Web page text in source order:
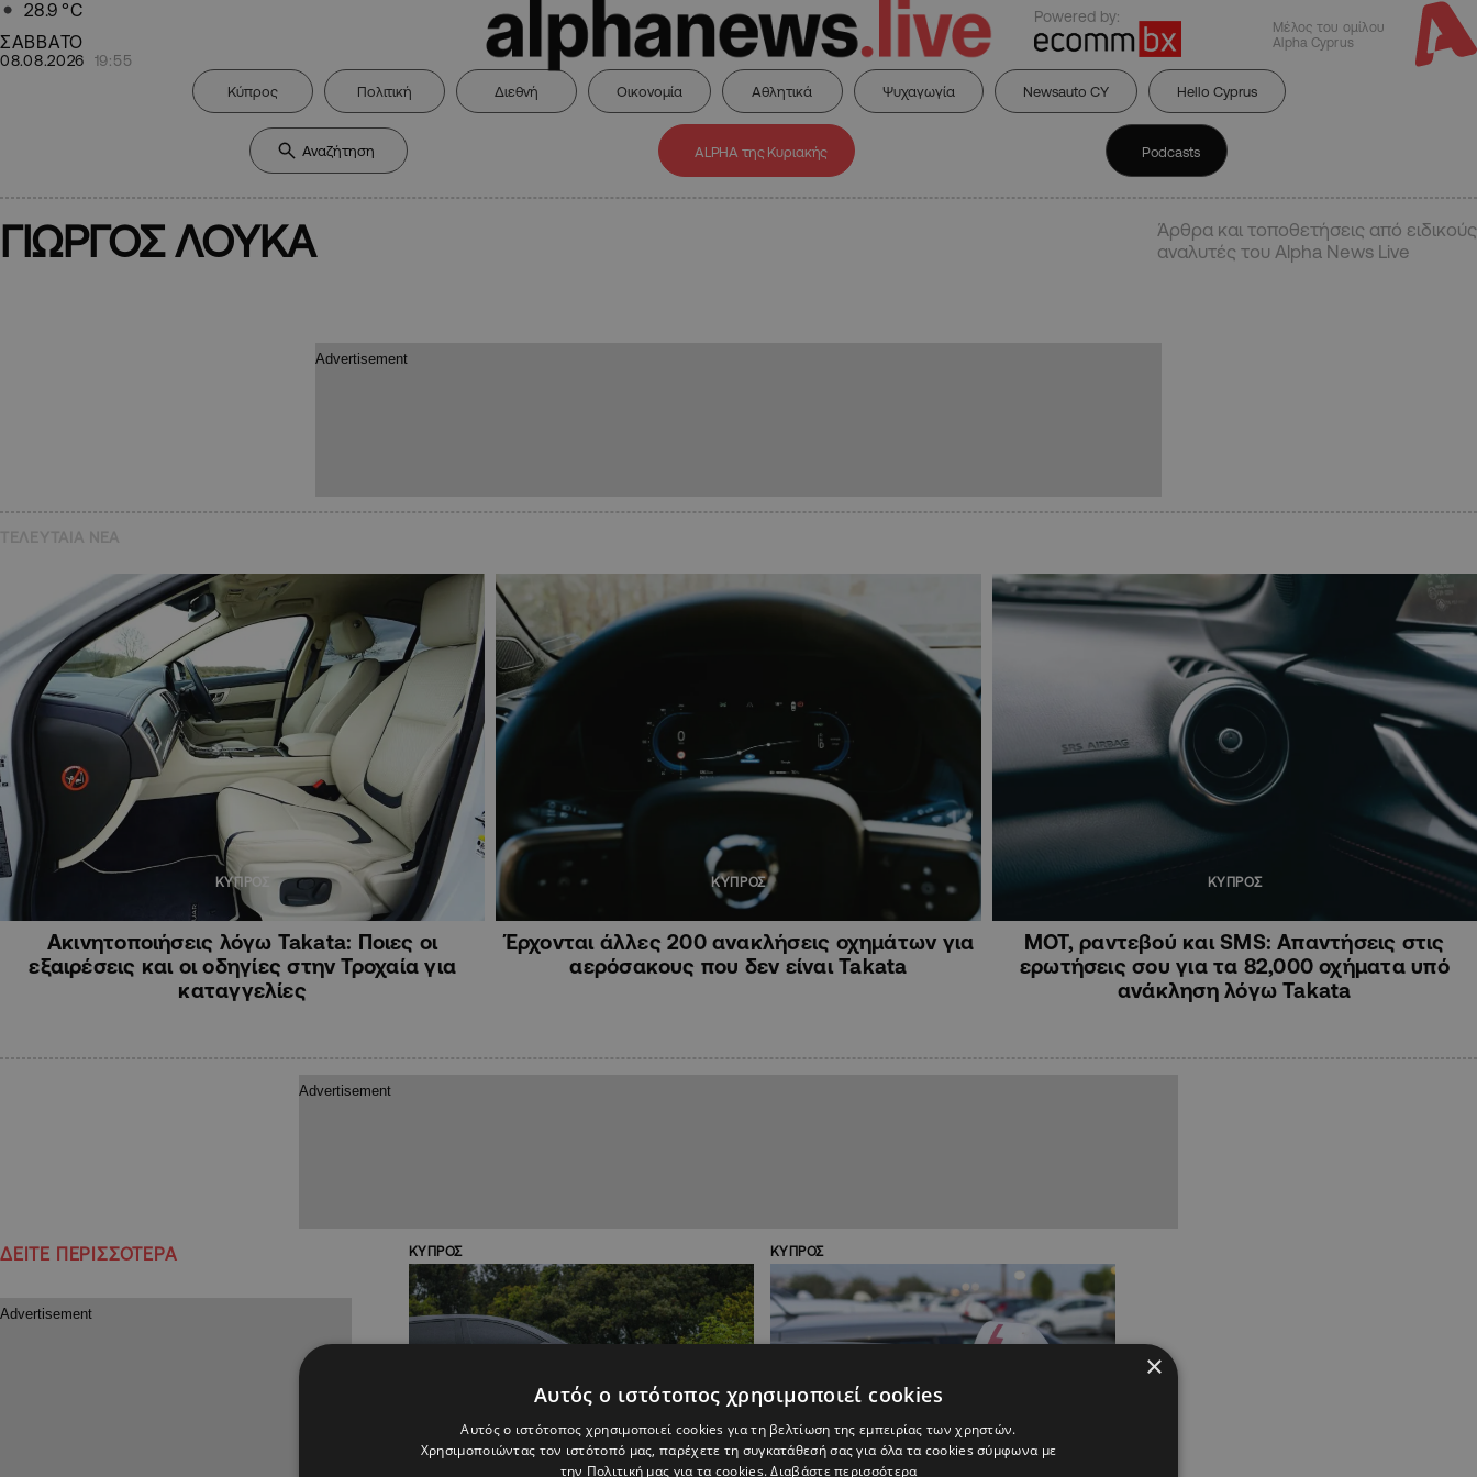
28.9 °C
ΣΑΒΒΑΤΟ
08.08.2026 19:55
Powered by:
Μέλος του ομίλου
Alpha Cyprus
Κύπρος Πολιτική Διεθνή Οικονομία Αθλητικά Ψυχαγωγία Newsauto CY Hello Cyprus
ALPHA της Κυριακής Podcasts
ΓΙΩΡΓΟΣ ΛΟΥΚΑ
Άρθρα και τοποθετήσεις από ειδικούς
αναλυτές του Alpha News Live
ΚΥΠΡΟΣ
Ακινητοποιήσεις λόγω Takata: Ποιες οι
εξαιρέσεις και οι οδηγίες στην Τροχαία για
καταγγελίες
ΚΥΠΡΟΣ
Έρχονται άλλες 200 ανακλήσεις οχημάτων για
αερόσακους που δεν είναι Takata
ΚΥΠΡΟΣ
ΜΟΤ, ραντεβού και SMS: Απαντήσεις στις
ερωτήσεις σου για τα 82,000 οχήματα υπό
ανάκληση λόγω Takata
ΔΕΙΤΕ ΠΕΡΙΣΣΟΤΕΡΑ ΚΥΠΡΟΣ ΚΥΠΡΟΣ
×
Αυτός ο ιστότοπος χρησιμοποιεί cookies
Αυτός ο ιστότοπος χρησιμοποιεί cookies για τη βελτίωση της εμπειρίας των χρηστών.
Χρησιμοποιώντας τον ιστότοπό μας, παρέχετε τη συγκατάθεσή σας για όλα τα cookies σύμφωνα με
την Πολιτική μας για τα cookies.Διαβάστε περισσότερα